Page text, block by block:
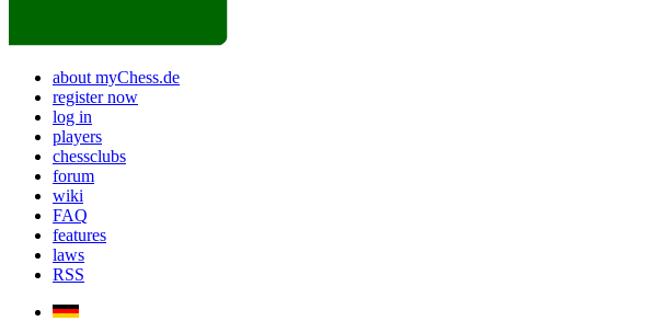
about myChess.de
register now
log in
players
chessclubs
forum
wiki
FAQ
features
laws
RSS